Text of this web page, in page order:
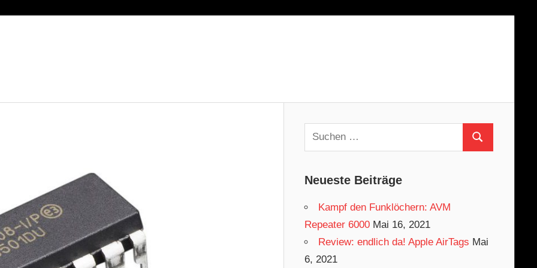
Suchen
nach:
Suchen
Neueste Beiträge
Kampf den Funklöchern: AVM
Repeater 6000 Mai 16, 2021
Review: endlich da! Apple AirTags Mai
6, 2021